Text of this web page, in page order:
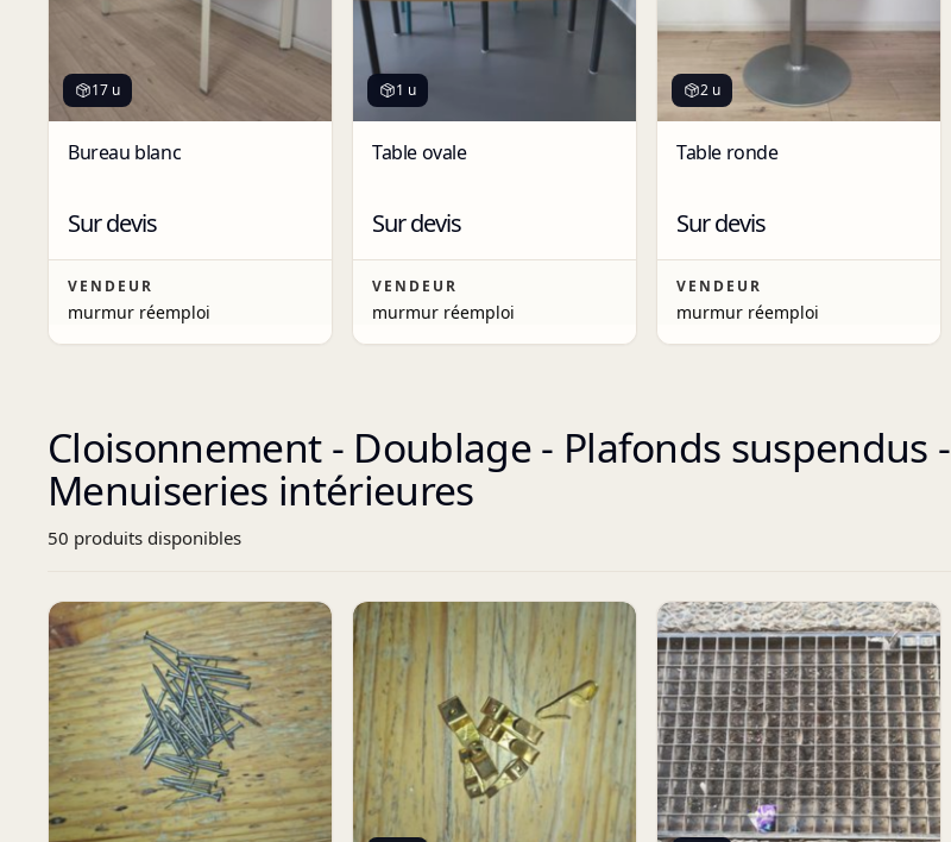
17 u
Bureau blanc
Sur devis
VENDEUR
murmur réemploi
1 u
Table ovale
Sur devis
VENDEUR
murmur réemploi
2 u
Table ronde
Sur devis
VENDEUR
murmur réemploi
Cloisonnement - Doublage - Plafonds suspendus -
Menuiseries intérieures
50 produits disponibles